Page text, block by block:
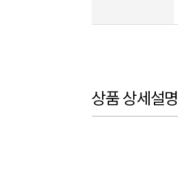
상품 상세설명